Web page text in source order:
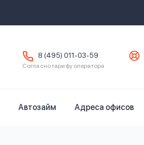
8 (495) 011-03-59
Согласно тарифу оператора
Автозайм Адреса офисов